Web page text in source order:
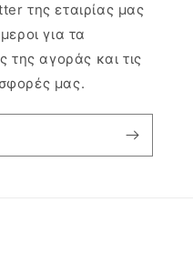
της εταιρίας μας
για τα
της αγοράς και τις
μας.